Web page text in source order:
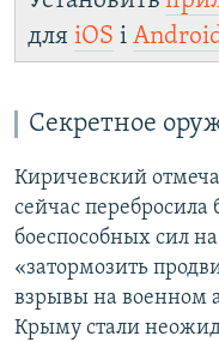
для iOS і
Секретное
Киричевский
сейчас
боеспособных сил
«затормозить
взрывы на военном
Крыму стали